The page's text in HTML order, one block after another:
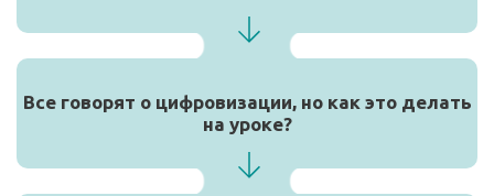
Все говорят о цифровизации, но как это делать
на уроке?